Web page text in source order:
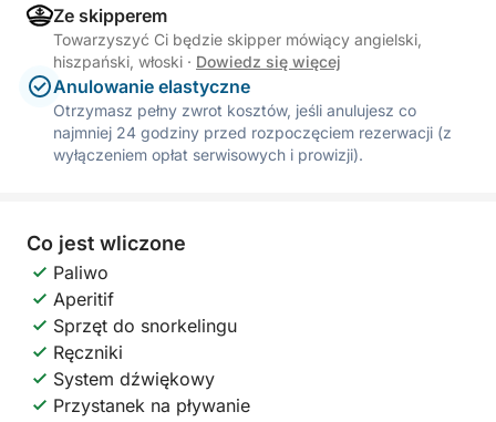
Ze skipperem
Towarzyszyć Ci będzie skipper mówiący angielski,
hiszpański, włoski · Dowiedz się więcej
Anulowanie elastyczne
Otrzymasz pełny zwrot kosztów, jeśli anulujesz co
najmniej 24 godziny przed rozpoczęciem rezerwacji (z
wyłączeniem opłat serwisowych i prowizji).
Co jest wliczone
Paliwo
Aperitif
Sprzęt do snorkelingu
Ręczniki
System dźwiękowy
Przystanek na pływanie